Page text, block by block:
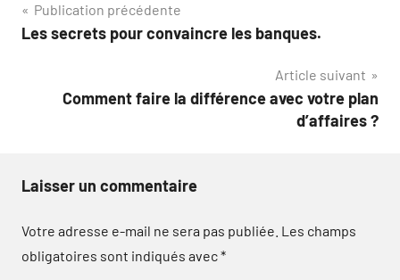
Navigation
de
Publication précédente
Les secrets pour convaincre les banques.
Article suivant
Comment faire la différence avec votre plan
d’affaires ?
Laisser un commentaire
Votre adresse e-mail ne sera pas publiée. Les champs
obligatoires sont indiqués avec*